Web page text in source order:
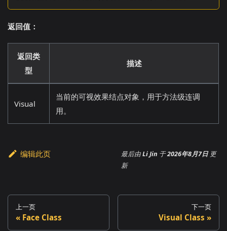
返回值：
返回类
型
描述
Visual
当前的可视效果结点对象，用于方法级连调
用。
编辑此页 最后由Li Jin 于2026年8月7日 更
新
上一页
Face Class
下一页
Visual Class